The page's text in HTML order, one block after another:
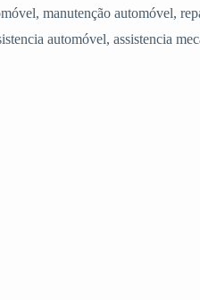
manutenção automóvel,
automóvel, assistencia